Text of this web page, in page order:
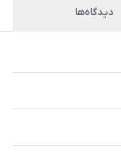
دیدگاه‌ها